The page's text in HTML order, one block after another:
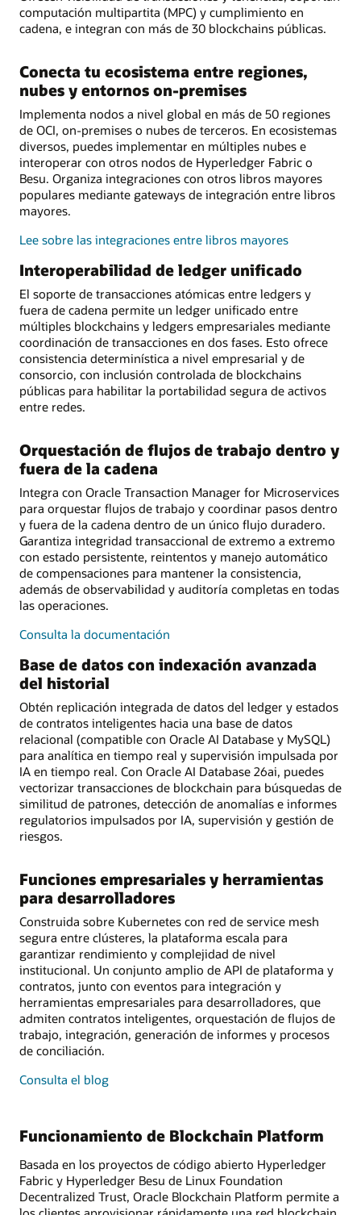
computación multipartita (MPC) y cumplimiento en
cadena, e integran con más de 30 blockchains públicas.
Conecta tu ecosistema entre regiones,
nubes y entornos on-premises
Implementa nodos a nivel global en más de 50 regiones
de OCI, on-premises o nubes de terceros. En ecosistemas
diversos, puedes implementar en múltiples nubes e
interoperar con otros nodos de Hyperledger Fabric o
Besu. Organiza integraciones con otros libros mayores
populares mediante gateways de integración entre libros
mayores.
Lee sobre las integraciones entre libros mayores
Interoperabilidad de ledger unificado
El soporte de transacciones atómicas entre ledgers y
fuera de cadena permite un ledger unificado entre
múltiples blockchains y ledgers empresariales mediante
coordinación de transacciones en dos fases. Esto ofrece
consistencia determinística a nivel empresarial y de
consorcio, con inclusión controlada de blockchains
públicas para habilitar la portabilidad segura de activos
entre redes.
Orquestación de flujos de trabajo dentro y
fuera de la cadena
Integra con Oracle Transaction Manager for Microservices
para orquestar flujos de trabajo y coordinar pasos dentro
y fuera de la cadena dentro de un único flujo duradero.
Garantiza integridad transaccional de extremo a extremo
con estado persistente, reintentos y manejo automático
de compensaciones para mantener la consistencia,
además de observabilidad y auditoría completas en todas
las operaciones.
Consulta la documentación
de
de
trabajo
dentro
y
fuera
de
la
cadena
Base de datos con indexación avanzada
del historial
Obtén replicación integrada de datos del ledger y estados
de contratos inteligentes hacia una base de datos
relacional (compatible con Oracle AI Database y MySQL)
para analítica en tiempo real y supervisión impulsada por
IA en tiempo real. Con Oracle AI Database 26ai, puedes
vectorizar transacciones de blockchain para búsquedas de
similitud de patrones, detección de anomalías e informes
regulatorios impulsados por IA, supervisión y gestión de
riesgos.
Funciones empresariales y herramientas
para desarrolladores
Construida sobre Kubernetes con red de service mesh
segura entre clústeres, la plataforma escala para
garantizar rendimiento y complejidad de nivel
institucional. Un conjunto amplio de API de plataforma y
contratos, junto con eventos para integración y
herramientas empresariales para desarrolladores, que
admiten contratos inteligentes, orquestación de flujos de
trabajo, integración, generación de informes y procesos
de conciliación.
Consulta el blogsobre
herramientas
para
desarrolladores
Funcionamiento de Blockchain Platform
Basada en los proyectos de código abierto Hyperledger
Fabric y Hyperledger Besu de Linux Foundation
Decentralized Trust, Oracle Blockchain Platform permite a